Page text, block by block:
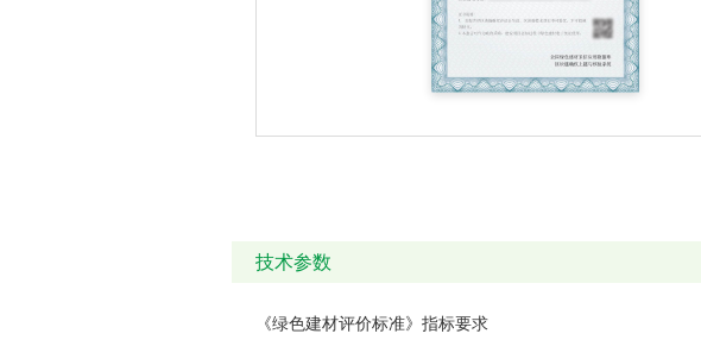
技术参数
《绿色建材评价标准》指标要求